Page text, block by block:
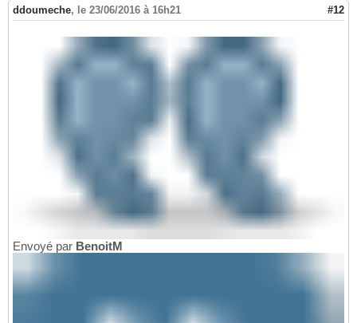
ddoumeche, le 23/06/2016 à 16h21 #12
Envoyé par BenoitM